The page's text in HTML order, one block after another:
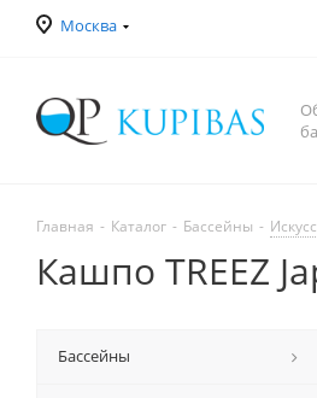
Москва
Главная - Каталог - Бассейны -
Кашпо TREEZ
Бассейны